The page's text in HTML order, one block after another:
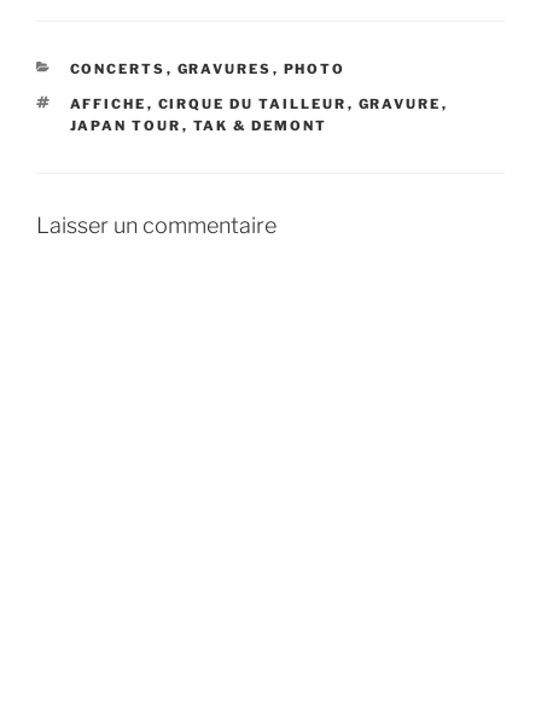
CATÉGORIES
CONCERTS , GRAVURES , PHOTO
ÉTIQUETTES
AFFICHE , CIRQUE DU TAILLEUR , GRAVURE ,
JAPAN TOUR , TAK & DEMONT
Laisser un commentaire